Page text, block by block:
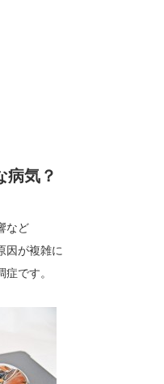
病気？
など
因が複雑に
です。